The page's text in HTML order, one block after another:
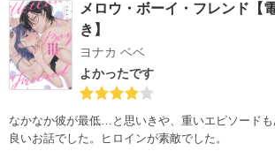
メロウ・ボーイ・フレンド【
き】
ヨナカ ベベ
よかったです
なかなか彼が最低…と思いきや、重いエピソード
良いお話でした。ヒロインが素敵でした。